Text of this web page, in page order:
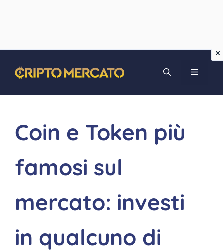
contenuto
MENU
Coin e Token più
famosi sul
mercato: investi
in qualcuno di